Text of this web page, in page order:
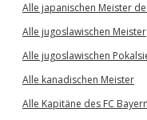
Alle japanischen Meister
Alle jugoslawischen Meister
Alle jugoslawischen
Alle kanadischen Meister
Alle Kapitäne des FC